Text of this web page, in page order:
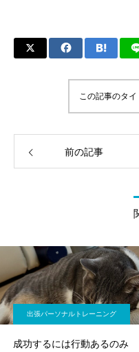
この記事のタ
前の記事
出張パーソナルトレーニング
成功するには行動あるのみ